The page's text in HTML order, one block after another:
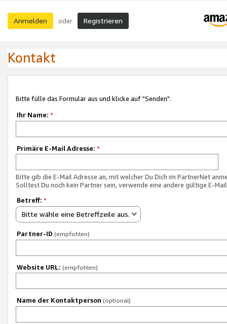
Anmelden oder Registrieren
Kontakt
Bitte fülle das Formular aus und klicke auf "Senden".
Ihr Name: *
Primäre E-Mail Adresse: *
Bitte gib die E-Mail Adresse an, mit welcher Du Dich im PartnerNet
Solltest Du noch kein Partner sein, verwende eine andere gültige E-
Betreff: *
Bitte wähle eine Betreffzeile aus.
Partner-ID (empfohlen)
Website URL: (empfohlen)
Name der Kontaktperson (optional)